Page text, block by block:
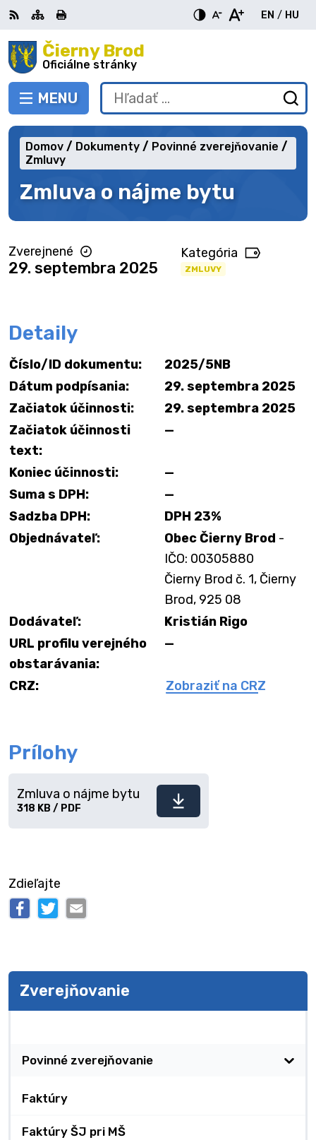
Preskočiť
na
obsah Čierny Brod
Oficiálne stránky
PREPNÚŤ
MENU
RSS MapaTlačiť
EN
English
/ HU
Hľadať:
Zmluva o nájme bytu
Domov Dokumenty
Povinné zverejňovanie
Zmluvy
Zverejnené
29. septembra 2025
Kategória
ZMLUVY
Detaily
Číslo/ID dokumentu:
2025/5NB
Dátum podpísania:
29. septembra 2025
Začiatok účinnosti:
29. septembra 2025
Začiatok účinnosti
text:
—
Koniec účinnosti:
—
Suma s DPH:
—
Sadzba DPH:
DPH 23%
Objednávateľ:
Obec Čierny Brod -
IČO: 00305880
Čierny Brod č. 1, Čierny
Brod, 925 08
Dodávateľ:
Kristián Rigo
URL profilu verejného
obstarávania:
—
CRZ: Zobraziť na CRZ
Prílohy
Stiahnuť
Zmluva o nájme bytu
318 KB / PDF
Zdieľajte
Zverejňovanie
Povinné zverejňovanie
Faktúry
Faktúry ŠJ pri MŠ